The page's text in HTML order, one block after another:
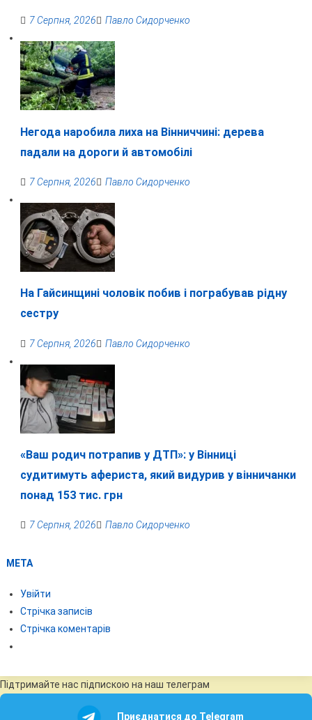
7 Серпня, 2026 Павло Сидорченко
Негода наробила лиха на Вінниччині: дерева
падали на дороги й автомобілі
7 Серпня, 2026 Павло Сидорченко
На Гайсинщині чоловік побив і пограбував рідну
сестру
7 Серпня, 2026 Павло Сидорченко
«Ваш родич потрапив у ДТП»: у Вінниці
судитимуть афериста, який видурив у вінничанки
понад 153 тис. грн
7 Серпня, 2026 Павло Сидорченко
МЕТА
Увійти
Стрічка записів
Стрічка коментарів
Підтримайте нас підпискою на наш телеграм
Приєднатися до Telegram